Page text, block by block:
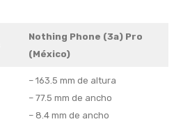
Nothing Phone (3a) Pro
(México)
– 163.5 mm de altura
– 77.5 mm de ancho
– 8.4 mm de ancho